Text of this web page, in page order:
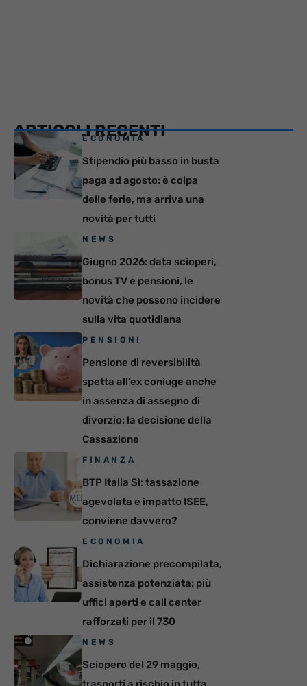
ARTICOLI RECENTI
ECONOMIA
Stipendio più basso in busta
paga ad agosto: è colpa
delle ferie, ma arriva una
novità per tutti
NEWS
Giugno 2026: data scioperi,
bonus TV e pensioni, le
novità che possono incidere
sulla vita quotidiana
PENSIONI
Pensione di reversibilità
spetta all’ex coniuge anche
in assenza di assegno di
divorzio: la decisione della
Cassazione
FINANZA
BTP Italia Sì: tassazione
agevolata e impatto ISEE,
conviene davvero?
ECONOMIA
Dichiarazione precompilata,
assistenza potenziata: più
uffici aperti e call center
rafforzati per il 730
NEWS
Sciopero del 29 maggio,